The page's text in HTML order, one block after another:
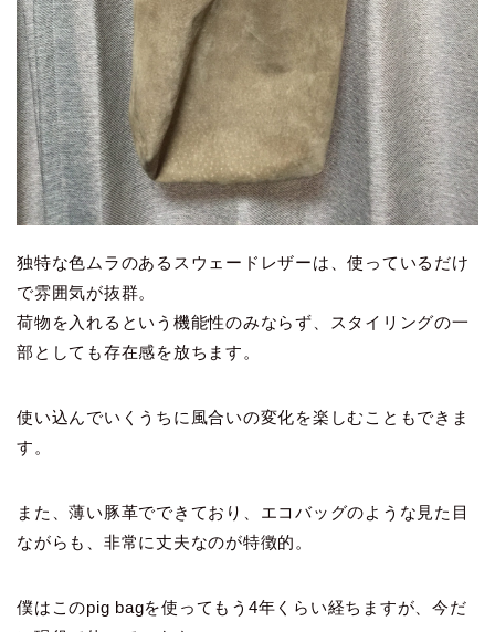
独特な色ムラのあるスウェードレザーは、使っているだけ
で雰囲気が抜群。
荷物を入れるという機能性のみならず、スタイリングの一
部としても存在感を放ちます。
使い込んでいくうちに風合いの変化を楽しむこともできま
す。
また、薄い豚革でできており、エコバッグのような見た目
ながらも、非常に丈夫なのが特徴的。
僕はこのpig bagを使ってもう4年くらい経ちますが、今だ